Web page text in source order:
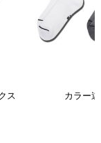
ス
カラー